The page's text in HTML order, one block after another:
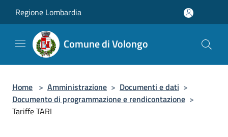
Regione Lombardia
Comune di Volongo
Home > Amministrazione > Documenti e dati >
Documento di programmazione e rendicontazione >
Tariffe TARI